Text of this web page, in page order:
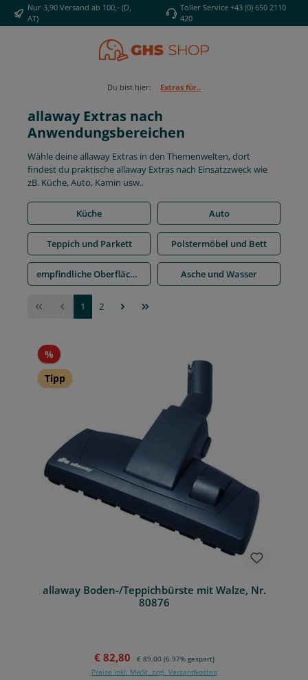
Zum Hauptinhalt springen
Nur 3,90 Versand ab 100,- (D,
AT)
Toller Service +43 (0) 650 2110
420
Du bist hier: Extras für..
allaway Extras nach
Anwendungsbereichen
Wähle deine allaway Extras in den Themenwelten, dort
findest du praktische allaway Extras nach Einsatzzweck wie
zB. Küche, Auto, Kamin usw..
Küche Auto
Teppich und Parkett Polstermöbel und Bett
empfindliche Oberflächen Asche und Wasser
Seite
1 Seite
2
%Rabatt
Tipp
allaway Boden-/Teppichbürste mit Walze, Nr.
80876
Verkaufspreis:
€ 82,80 € 89,00 (6.97% gespart)
Preise inkl. MwSt. zzgl. Versandkosten